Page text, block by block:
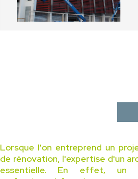
Lorsque l'on entreprend un
de rénovation, l'expertise d'un
essentielle. En effet, un